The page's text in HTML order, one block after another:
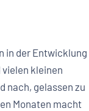
in der Entwicklung
vielen kleinen
nach, gelassen zu
Monaten macht